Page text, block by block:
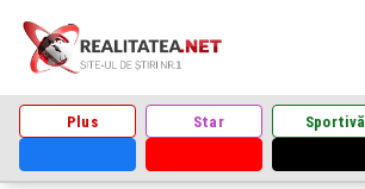
Plus Star Sportivă